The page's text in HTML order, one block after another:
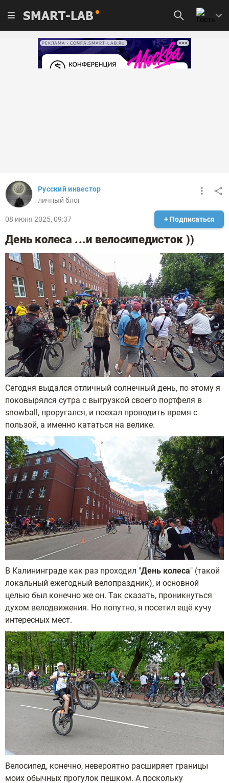
SMART-LAB
РЕКЛАМА • CONFA.SMART-LAB.RU
Русский инвестор
личный блог
08 июня 2025, 09:37 + Подписаться
День колеса ...и велосипедисток ))
Сегодня выдался отличный солнечный день, по этому я
поковырялся сутра с выгрузкой своего портфеля в
snowball, проругался, и поехал проводить время с
пользой, а именно кататься на велике.
В Калининграде как раз проходил "День колеса" (такой
локальный ежегодный велопраздник), и основной
целью был конечно же он. Так сказать, проникнуться
духом велодвижения. Но попутно, я посетил ещё кучу
интересных мест.
Велосипед, конечно, невероятно расширяет границы
моих обычных прогулок пешком. А поскольку